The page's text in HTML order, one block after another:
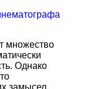
множество
Однако
замысел.